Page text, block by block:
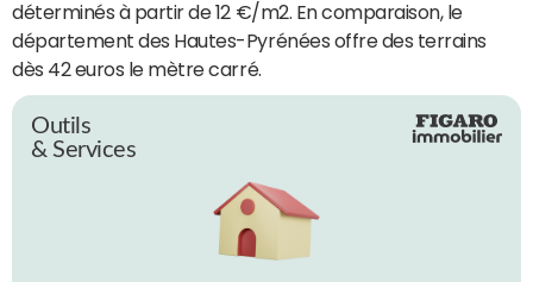
déterminés à partir de 12 €/m2. En comparaison, le
département des Hautes-Pyrénées offre des terrains
dès 42 euros le mètre carré.
Outils
& Services